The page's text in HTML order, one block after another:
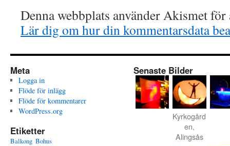
Denna webbplats använder Akismet
Lär dig om hur din kommentarsdata
Meta
Logga in
Flöde för inlägg
Flöde för kommentarer
WordPress.org
Etiketter
Balkong Bohus
Senaste Bilder
Kyrkogård
en,
Alingsås